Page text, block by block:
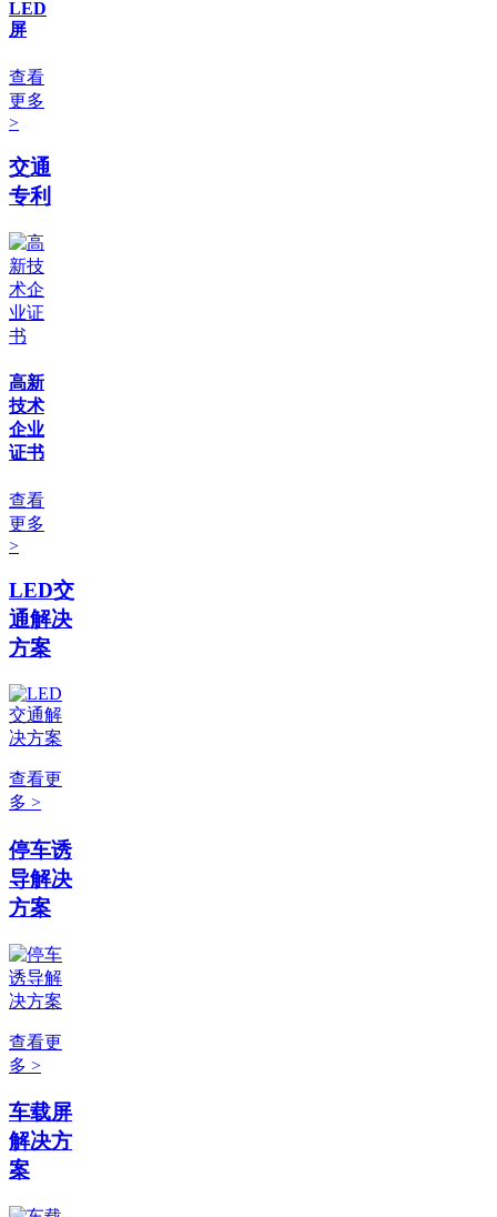
LED
屏
查看
更多
>
交通
专利
高新
技术
企业
证书
查看
更多
>
LED交
通解决
方案
查看更
多 >
停车诱
导解决
方案
查看更
多 >
车载屏
解决方
案